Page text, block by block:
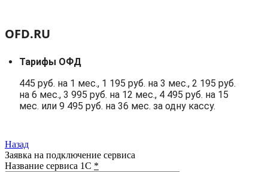
OFD.RU
Тарифы ОФД
445 руб. на 1 мес., 1 195 руб. на 3 мес., 2 195 руб.
на 6 мес., 3 995 руб. на 12 мес., 4 495 руб. на 15
мес. или 9 495 руб. на 36 мес. за одну кассу.
Назад
Заявка на подключение сервиса
Название сервиса 1С *